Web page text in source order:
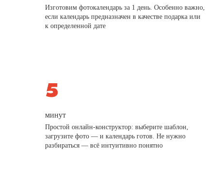
Изготовим фотокалендарь за 1 день. Особенно важно,
если календарь предназначен в качестве подарка или
к определенной дате
минут
Простой онлайн-конструктор: выберите шаблон,
загрузите фото — и календарь готов. Не нужно
разбираться — всё интуитивно понятно